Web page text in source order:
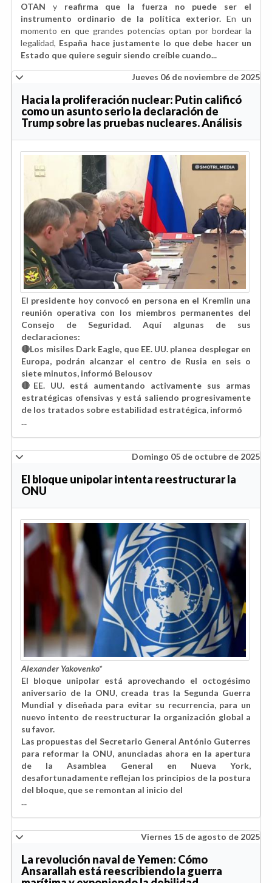
OTAN y reafirma que la fuerza no puede ser el
instrumento ordinario de la política exterior. En un
momento en que grandes potencias optan por bordear la
legalidad, España hace justamente lo que debe hacer un
Estado que quiere seguir siendo creíble cuando...
Jueves 06 de noviembre de 2025
Hacia la proliferación nuclear: Putin calificó
como un asunto serio la declaración de
Trump sobre las pruebas nucleares. Análisis
El presidente hoy convocó en persona en el Kremlin una
reunión operativa con los miembros permanentes del
Consejo de Seguridad. Aquí algunas de sus
declaraciones:
🔴Los misiles Dark Eagle, que EE. UU. planea desplegar en
Europa, podrán alcanzar el centro de Rusia en seis o
siete minutos, informó Belousov
🔴EE. UU. está aumentando activamente sus armas
estratégicas ofensivas y está saliendo progresivamente
de los tratados sobre estabilidad estratégica, informó
...
Domingo 05 de octubre de 2025
El bloque unipolar intenta reestructurar la
ONU
Alexander Yakovenko*
El bloque unipolar está aprovechando el octogésimo
aniversario de la ONU, creada tras la Segunda Guerra
Mundial y diseñada para evitar su recurrencia, para un
nuevo intento de reestructurar la organización global a
su favor.
Las propuestas del Secretario General António Guterres
para reformar la ONU, anunciadas ahora en la apertura
de la Asamblea General en Nueva York,
desafortunadamente reflejan los principios de la postura
del bloque, que se remontan al inicio del
...
Viernes 15 de agosto de 2025
La revolución naval de Yemen: Cómo
Ansarallah está reescribiendo la guerra